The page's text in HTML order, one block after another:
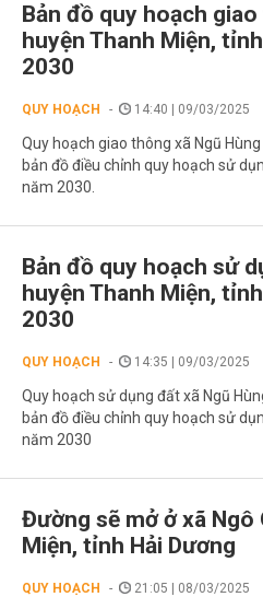
Bản đồ quy hoạch
huyện Thanh Miện,
2030
QUY HOẠCH 14:40 | 09/03/2025
Quy hoạch giao thông xã Ngũ
bản đồ điều chỉnh quy hoạch sử
năm 2030.
Bản đồ quy hoạch sử
huyện Thanh Miện,
2030
QUY HOẠCH 14:35 | 09/03/2025
Quy hoạch sử dụng đất xã Ngũ
bản đồ điều chỉnh quy hoạch sử
năm 2030
Đường sẽ mở ở xã Ngô
Miện, tỉnh Hải Dương
QUY HOẠCH 21:05 | 08/03/2025